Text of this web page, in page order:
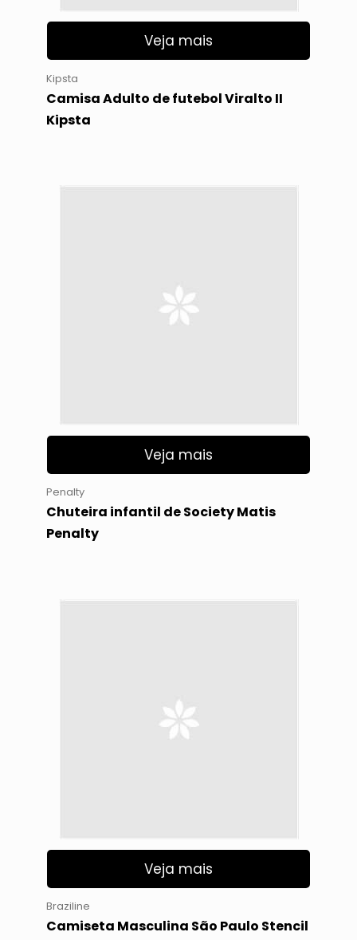
Veja mais
Kipsta
Camisa Adulto de futebol Viralto II
Kipsta
Veja mais
Penalty
Chuteira infantil de Society Matis
Penalty
Veja mais
Braziline
Camiseta Masculina São Paulo Stencil